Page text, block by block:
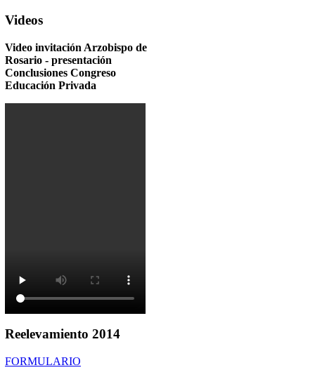
Videos
Video invitación Arzobispo de
Rosario - presentación
Conclusiones Congreso
Educación Privada
Reelevamiento 2014
FORMULARIO